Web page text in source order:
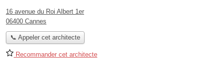
16 avenue du Roi Albert 1er
06400 Cannes
📞 Appeler cet architecte
Recommander cet architecte